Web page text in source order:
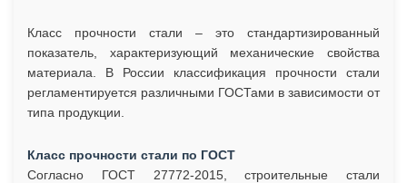
Класс прочности стали – это стандартизированный
показатель, характеризующий механические свойства
материала. В России классификация прочности стали
регламентируется различными ГОСТами в зависимости от
типа продукции.
Класс прочности стали по ГОСТ
Согласно ГОСТ 27772-2015, строительные стали